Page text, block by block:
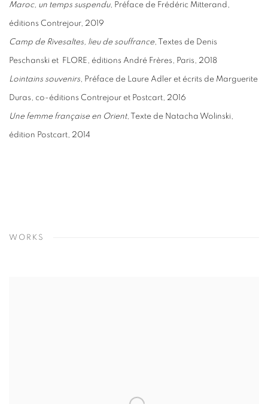
Maroc, un temps suspendu, Préface de Frédéric Mitterand,
éditions Contrejour, 2019
Camp de Rivesaltes, lieu de souffrance, Textes de Denis
Peschanski et FLORE, éditions André Frères, Paris, 2018
Lointains souvenirs, Préface de Laure Adler et écrits de Marguerite
Duras, co-éditions Contrejour et Postcart, 2016
Une femme française en Orient, Texte de Natacha Wolinski,
édition Postcart, 2014
WORKS